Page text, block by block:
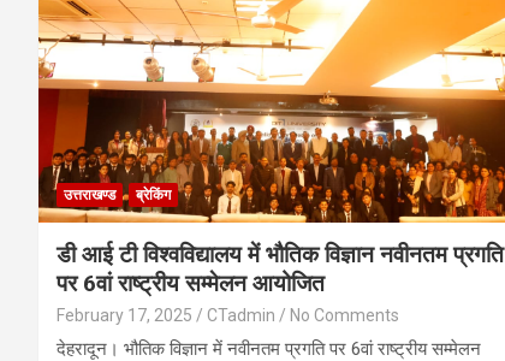
उत्तराखण्ड ब्रेकिंग
डी आई टी विश्वविद्यालय में भौतिक विज्ञान नवीनतम प्रगति
पर 6वां राष्ट्रीय सम्मेलन आयोजित
February 17, 2025 CTadmin No Comments
देहरादून। भौतिक विज्ञान में नवीनतम प्रगति पर 6वां राष्ट्रीय सम्मेलन